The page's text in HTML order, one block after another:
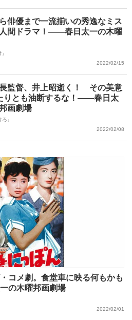
俳優まで一流揃いの秀逸なミス
間ドラマ！――春日太一の木曜
2022/02/15
監督、井上昭逝く！ その美意
りとも油断するな！――春日太
画劇場
』
2022/02/08
コメ劇。食堂車に映る何もかも
の木曜邦画劇場
2022/02/01